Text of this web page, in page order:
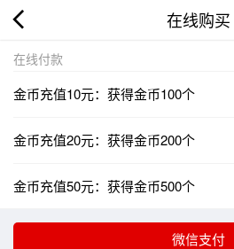
在线购买
在线付款
金币充值10元：获得金币100个
金币充值20元：获得金币200个
金币充值50元：获得金币500个